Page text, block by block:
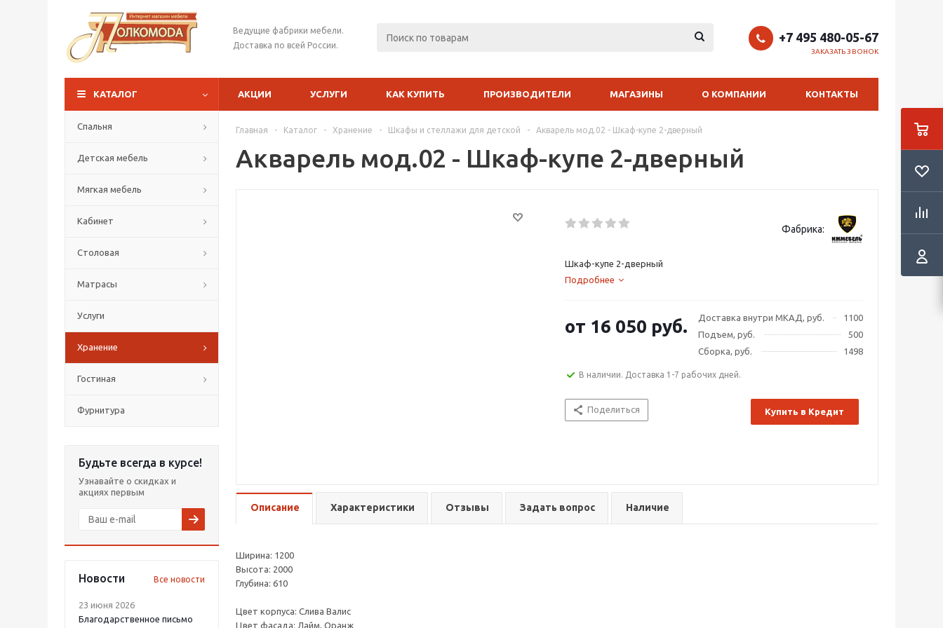
Ведущие фабрики мебели.
Доставка по всей России.
+7 495 480-05-67
ЗАКАЗАТЬ ЗВОНОК
КАТАЛОГ АКЦИИ УСЛУГИ КАК КУПИТЬ ПРОИЗВОДИТЕЛИ МАГАЗИНЫ О КОМПАНИИ КОНТАКТЫ
Спальня
Детская мебель
Мягкая мебель
Кабинет
Столовая
Матрасы
Услуги
Хранение
Гостиная
Фурнитура
Будьте всегда в курсе!
Узнавайте о скидках и
акциях первым
Новости Все новости
23 июня 2026
Благодарственное письмо
Главная - Каталог - Хранение - Шкафы и стеллажи для детской - Акварель мод.02 - Шкаф-купе 2-дверный
Акварель мод.02 - Шкаф-купе 2-дверный
Фабрика:
Шкаф-купе 2-дверный
Подробнее
Доставка внутри МКАД, руб.
1100
Подъем, руб.
500
Сборка, руб.
1498
от 16 050 руб.
В наличии. Доставка 1-7 рабочих дней.
Поделиться Купить в Кредит
Описание Характеристики Отзывы Задать вопрос Наличие
Ширина: 1200
Высота: 2000
Глубина: 610
Цвет корпуса: Слива Валис
Цвет фасада: Лайм, Оранж